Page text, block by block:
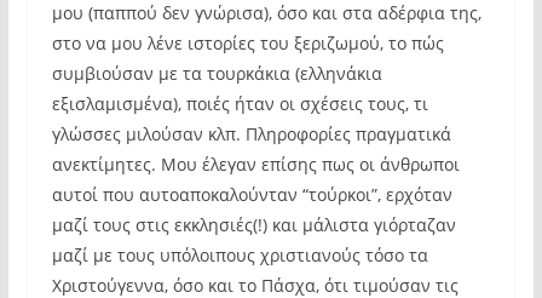
μου (παππού δεν γνώρισα), όσο και στα αδέρφια της,
στο να μου λένε ιστορίες του ξεριζωμού, το πώς
συμβιούσαν με τα τουρκάκια (ελληνάκια
εξισλαμισμένα), ποιές ήταν οι σχέσεις τους, τι
γλώσσες μιλούσαν κλπ. Πληροφορίες πραγματικά
ανεκτίμητες. Μου έλεγαν επίσης πως οι άνθρωποι
αυτοί που αυτοαποκαλούνταν “τούρκοι”, ερχόταν
μαζί τους στις εκκλησιές(!) και μάλιστα γιόρταζαν
μαζί με τους υπόλοιπους χριστιανούς τόσο τα
Χριστούγεννα, όσο και το Πάσχα, ότι τιμούσαν τις